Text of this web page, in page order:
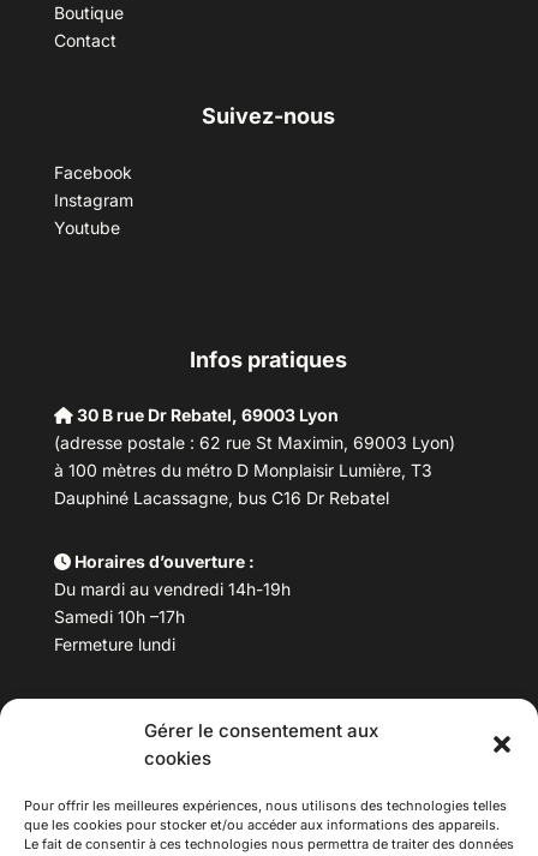
Gérer le consentement aux
cookies
Pour offrir les meilleures expériences, nous utilisons des technologies telles
que les cookies pour stocker et/ou accéder aux informations des appareils.
Le fait de consentir à ces technologies nous permettra de traiter des données
Boutique
Contact
Suivez-nous
Facebook
Instagram
Youtube
Infos pratiques
30 B rue Dr Rebatel, 69003 Lyon
(adresse postale : 62 rue St Maximin, 69003 Lyon)
à 100 mètres du métro D Monplaisir Lumière, T3
Dauphiné Lacassagne, bus C16 Dr Rebatel
Horaires d’ouverture :
Du mardi au vendredi 14h-19h
Samedi 10h –17h
Fermeture lundi
maisondesculturesasiatiques@asiexpo.com